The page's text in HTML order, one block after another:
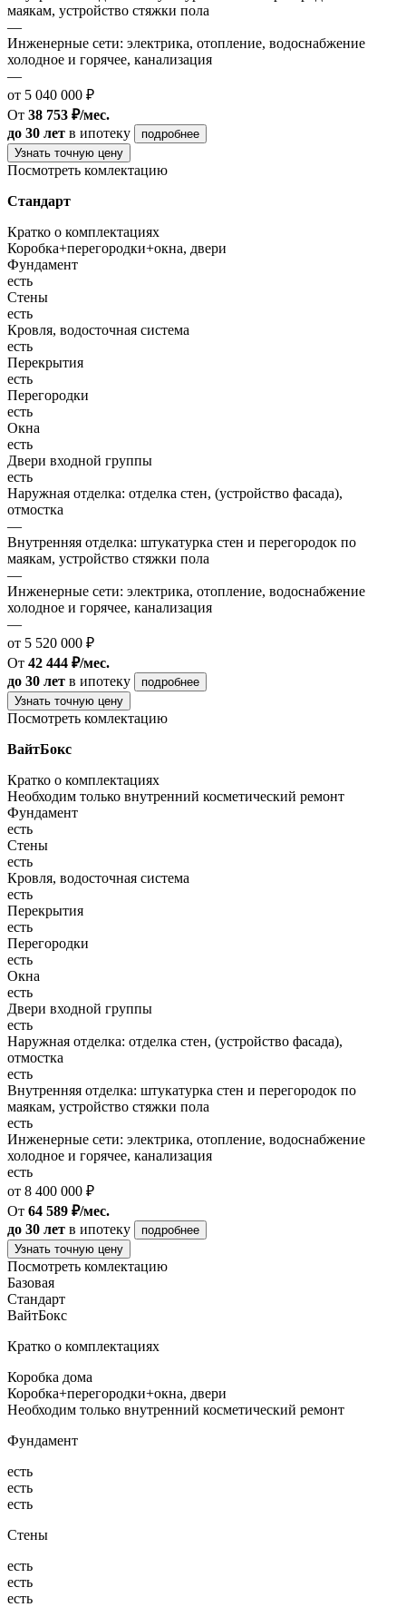
маякам, устройство стяжки пола
—
Инженерные сети: электрика, отопление, водоснабжение
холодное и горячее, канализация
—
от 5 040 000 ₽
От 38 753 ₽/мес.
до 30 лет в ипотеку
подробнее
Узнать точную цену
Посмотреть комлектацию
Стандарт
Кратко о комплектациях
Коробка+перегородки+окна, двери
Фундамент
есть
Стены
есть
Кровля, водосточная система
есть
Перекрытия
есть
Перегородки
есть
Окна
есть
Двери входной группы
есть
Наружная отделка: отделка стен, (устройство фасада),
отмостка
—
Внутренняя отделка: штукатурка стен и перегородок по
маякам, устройство стяжки пола
—
Инженерные сети: электрика, отопление, водоснабжение
холодное и горячее, канализация
—
от 5 520 000 ₽
От 42 444 ₽/мес.
до 30 лет в ипотеку
подробнее
Узнать точную цену
Посмотреть комлектацию
ВайтБокс
Кратко о комплектациях
Необходим только внутренний косметический ремонт
Фундамент
есть
Стены
есть
Кровля, водосточная система
есть
Перекрытия
есть
Перегородки
есть
Окна
есть
Двери входной группы
есть
Наружная отделка: отделка стен, (устройство фасада),
отмостка
есть
Внутренняя отделка: штукатурка стен и перегородок по
маякам, устройство стяжки пола
есть
Инженерные сети: электрика, отопление, водоснабжение
холодное и горячее, канализация
есть
от 8 400 000 ₽
От 64 589 ₽/мес.
до 30 лет в ипотеку
подробнее
Узнать точную цену
Посмотреть комлектацию
Базовая
Стандарт
ВайтБокс
Кратко о комплектациях
Коробка дома
Коробка+перегородки+окна, двери
Необходим только внутренний косметический ремонт
Фундамент
есть
есть
есть
Стены
есть
есть
есть